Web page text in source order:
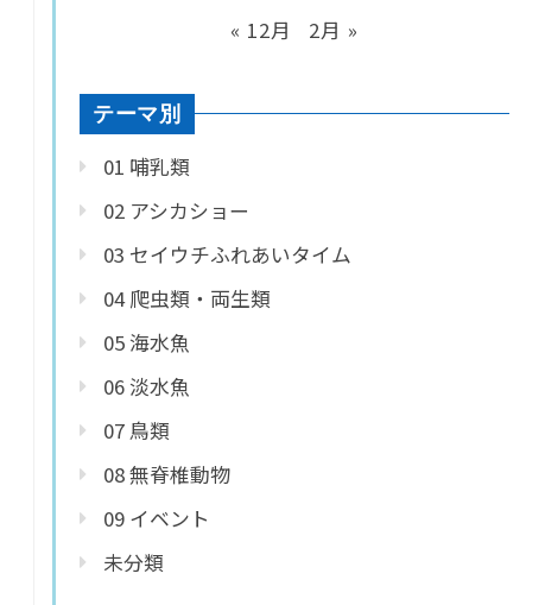
« 12月 2月 »
テーマ別
01 哺乳類
02 アシカショー
03 セイウチふれあいタイム
04 爬虫類・両生類
05 海水魚
06 淡水魚
07 鳥類
08 無脊椎動物
09 イベント
未分類